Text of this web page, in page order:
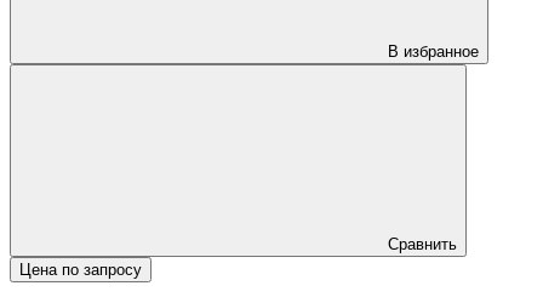
В избранное
Сравнить
Цена по запросу